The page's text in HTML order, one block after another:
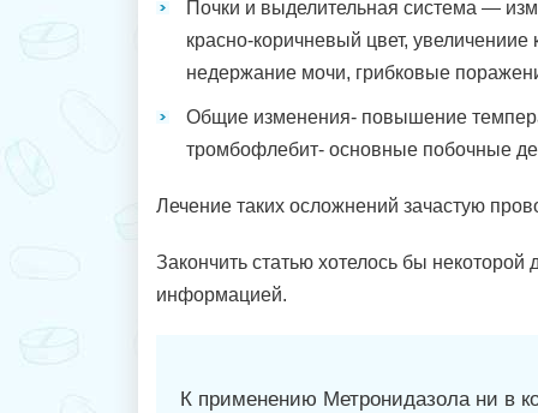
Почки и выделительная система —
красно-коричневый цвет, увеличениие
недержание мочи, грибковые
Общие изменения- повышение
тромбофлебит- основные побочные
Лечение таких осложнений зачастую
Закончить статью хотелось бы некоторой
информацией.
К применению Метронидазола ни в